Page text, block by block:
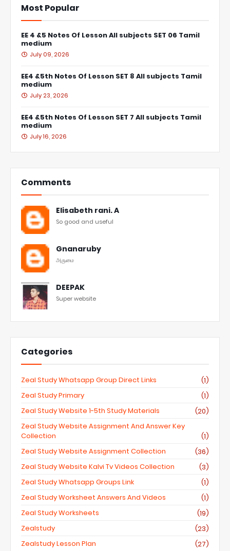
Most Popular
EE 4 &5 Notes Of Lesson All subjects SET 06 Tamil
medium
July 09, 2026
EE4 &5th Notes Of Lesson SET 8 All subjects Tamil
medium
July 23, 2026
EE4 &5th Notes Of Lesson SET 7 All subjects Tamil
medium
July 16, 2026
Comments
Elisabeth rani. A
So good and useful
Gnanaruby
அருமை
DEEPAK
Super website
Categories
Zeal Study Whatsapp Group Direct Links
(1)
Zeal Study Primary
(1)
Zeal Study Website 1-5th Study Materials
(20)
Zeal Study Website Assignment And Answer Key
Collection
(1)
Zeal Study Website Assignment Collection
(36)
Zeal Study Website Kalvi Tv Videos Collection
(3)
Zeal Study Whatsapp Groups Link
(1)
Zeal Study Worksheet Answers And Videos
(1)
Zeal Study Worksheets
(19)
Zealstudy
(23)
Zealstudy Lesson Plan
(27)